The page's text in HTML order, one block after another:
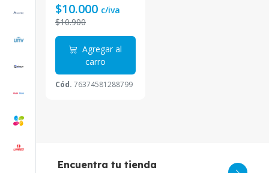
$10.000 c/iva
$10.900
Agregar al
carro
Cód. 76374581288799
Encuentra tu tienda